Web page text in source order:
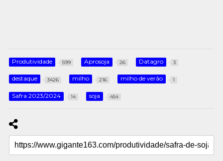
Produtividade 599 Aprosoja 26 Datagro 3
destaque 3426 milho 216 milho de verão 1
Safra 2023/2024 14 soja 454